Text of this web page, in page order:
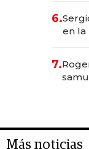
6.
en la
rol
7.
Más noticias